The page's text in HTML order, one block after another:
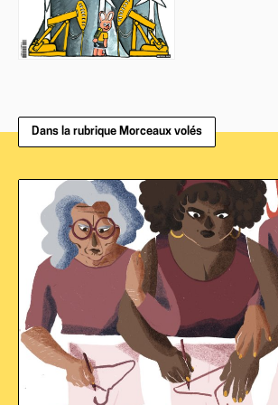
Dans la rubrique Morceaux volés